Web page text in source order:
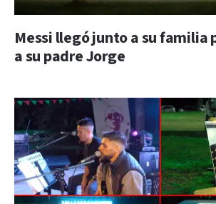
Messi llegó junto a su familia
a su padre Jorge